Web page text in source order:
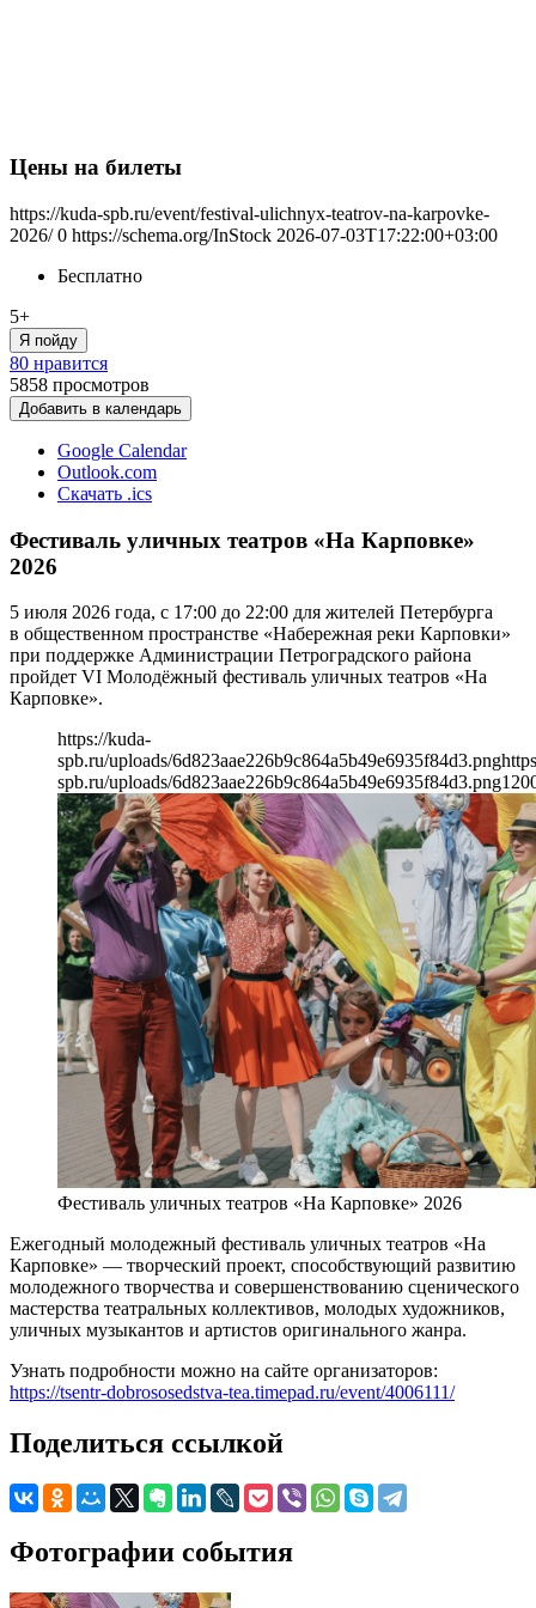
Цены на билеты
https://kuda-spb.ru/event/festival-ulichnyx-teatrov-na-karpovke-
2026/ 0 https://schema.org/InStock 2026-07-03T17:22:00+03:00
Бесплатно
5+
Я пойду
80 нравится
5858 просмотров
Добавить в календарь
Google Calendar
Outlook.com
Скачать .ics
Фестиваль уличных театров «На Карповке»
2026
5 июля 2026 года, с 17:00 до 22:00 для жителей Петербурга
в общественном пространстве «Набережная реки Карповки»
при поддержке Администрации Петроградского района
пройдет VI Молодёжный фестиваль уличных театров «На
Карповке».
https://kuda-
spb.ru/uploads/6d823aae226b9c864a5b49e6935f84d3.png
spb.ru/uploads/6d823aae226b9c864a5b49e6935f84d3.png
Фестиваль уличных театров «На Карповке» 2026
Ежегодный молодежный фестиваль уличных театров «На
Карповке» — творческий проект, способствующий развитию
молодежного творчества и совершенствованию сценического
мастерства театральных коллективов, молодых художников,
уличных музыкантов и артистов оригинального жанра.
Узнать подробности можно на сайте организаторов:
https://tsentr-dobrososedstva-tea.timepad.ru/event/4006111/
Поделиться ссылкой
Фотографии события